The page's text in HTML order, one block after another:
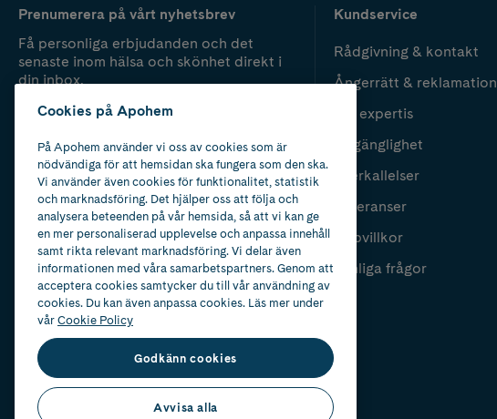
Prenumerera på vårt nyhetsbrev
Få personliga erbjudanden och det
senaste inom hälsa och skönhet direkt i
din inbox.
Kundservice
Rådgivning & kontakt
Ångerrätt & reklamation
Vår expertis
Tillgänglighet
Återkallelser
Leveranser
Köpvillkor
Vanliga frågor
Cookies på Apohem
På Apohem använder vi oss av cookies som är
nödvändiga för att hemsidan ska fungera som den ska.
Vi använder även cookies för funktionalitet, statistik
och marknadsföring. Det hjälper oss att följa och
analysera beteenden på vår hemsida, så att vi kan ge
en mer personaliserad upplevelse och anpassa innehåll
samt rikta relevant marknadsföring. Vi delar även
informationen med våra samarbetspartners. Genom att
acceptera cookies samtycker du till vår användning av
cookies. Du kan även anpassa cookies. Läs mer under
vårCookie Policy
Godkänn cookies
Avvisa alla